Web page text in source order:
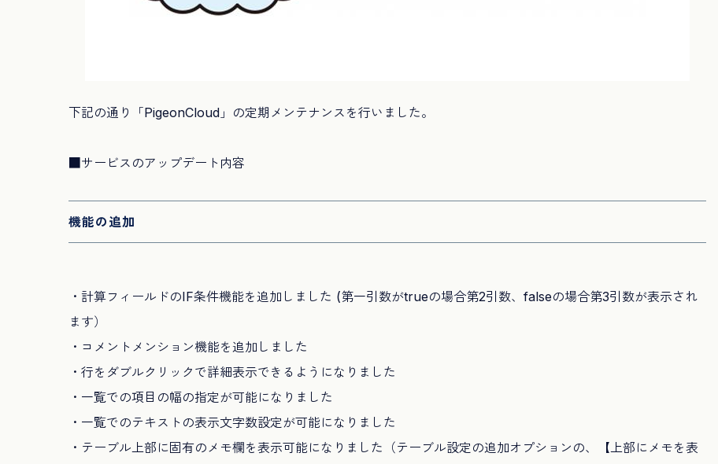
下記の通り「PigeonCloud」の定期メンテナンスを行いました。
■サービスのアップデート内容
機能の追加
・計算フィールドのIF条件機能を追加しました (第一引数がtrueの場合第2引数、falseの場合第3引数が表示され
ます）
・コメントメンション機能を追加しました
・行をダブルクリックで詳細表示できるようになりました
・一覧での項目の幅の指定が可能になりました
・一覧でのテキストの表示文字数設定が可能になりました
・テーブル上部に固有のメモ欄を表示可能になりました（テーブル設定の追加オプションの、【上部にメモを表